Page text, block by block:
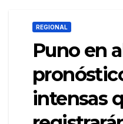
REGIONAL
Puno en
intensas